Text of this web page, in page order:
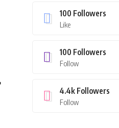
100 Followers
Like
100 Followers
Follow
4.4k Followers
Follow